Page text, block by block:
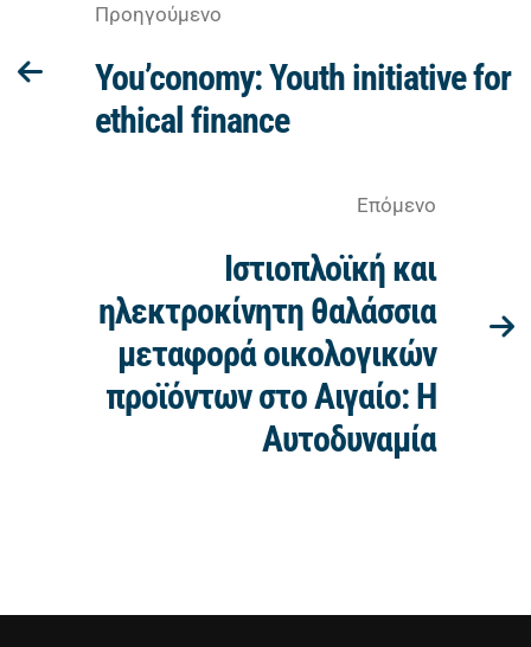
Προηγούμενο
You’conomy: Youth initiative for
ethical finance
Επόμενο
Ιστιοπλοϊκή και
ηλεκτροκίνητη θαλάσσια
μεταφορά οικολογικών
προϊόντων στο Αιγαίο: Η
Aυτοδυναμία